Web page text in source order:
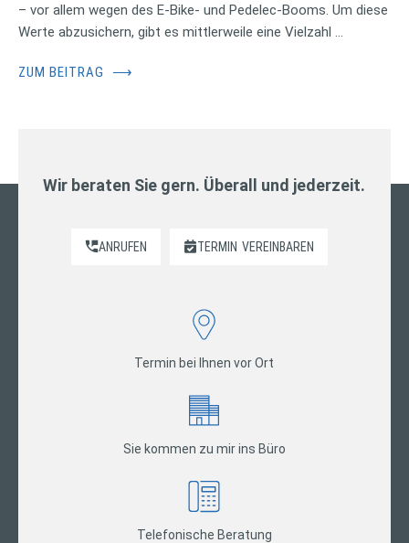
– vor allem wegen des E-Bike- und Pedelec-Booms. Um diese
Werte abzusichern, gibt es mittlerweile eine Vielzahl …
ZUM BEITRAG ⟶
Wir beraten Sie gern. Überall und jederzeit.
ANRUFEN TERMIN VEREINBAREN
Termin bei Ihnen vor Ort
Sie kommen zu mir ins Büro
Telefonische Beratung